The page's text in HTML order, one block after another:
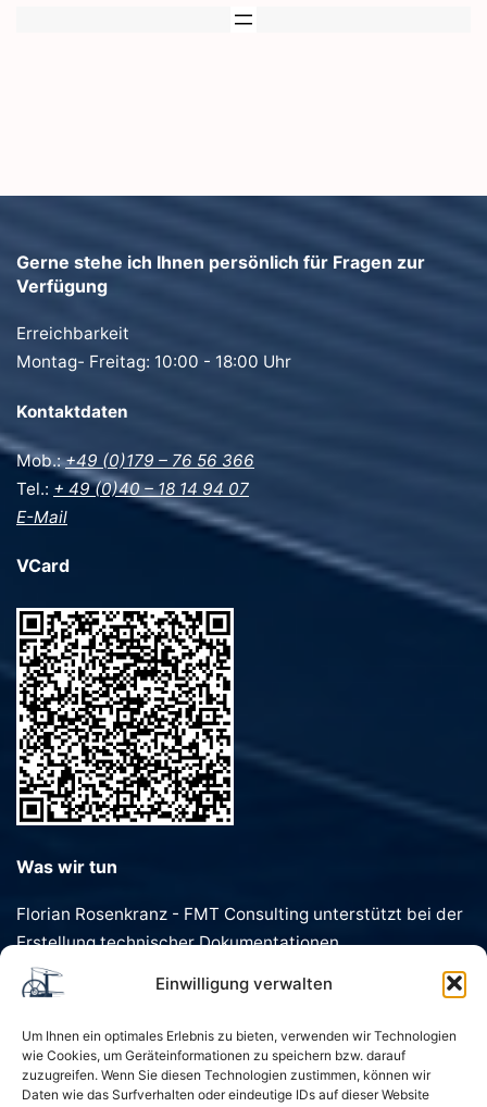
Einwilligung verwalten
Um Ihnen ein optimales Erlebnis zu bieten, verwenden wir Technologien
wie Cookies, um Geräteinformationen zu speichern bzw. darauf
zuzugreifen. Wenn Sie diesen Technologien zustimmen, können wir
Daten wie das Surfverhalten oder eindeutige IDs auf dieser Website
Gerne stehe ich Ihnen persönlich für Fragen zur
Verfügung
Erreichbarkeit
Montag- Freitag: 10:00 - 18:00 Uhr
Kontaktdaten
Mob.:+49 (0)179 – 76 56 366
Tel.: + 49 (0)40 – 18 14 94 07
E-Mail
VCard
Was wir tun
Florian Rosenkranz - FMT Consulting unterstützt bei der
Erstellung technischer Dokumentationen,
Förderanträgen, Dokumentenvorlagen und
Geschäftstexten. Schnell, präzise und individuell.